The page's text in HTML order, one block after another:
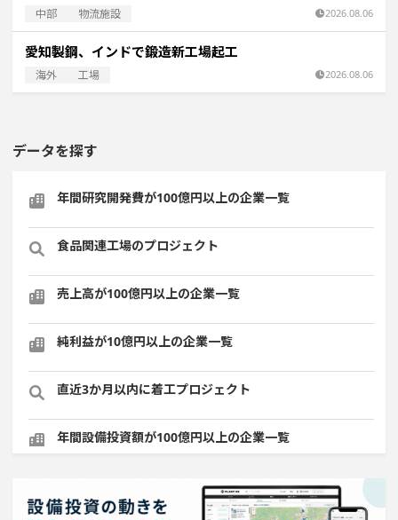
中部 物流施設 2026.08.06
愛知製鋼、インドで鍛造新工場起工
海外 工場 2026.08.06
データを探す
年間研究開発費が100億円以上の企業一覧
食品関連工場のプロジェクト
売上高が100億円以上の企業一覧
純利益が10億円以上の企業一覧
直近3か月以内に着工プロジェクト
年間設備投資額が100億円以上の企業一覧
1億円以上のソフトウェア投資する設備新設計画